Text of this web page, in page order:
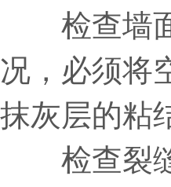
检查墙面
况，必须将
抹灰层的粘
检查裂缝